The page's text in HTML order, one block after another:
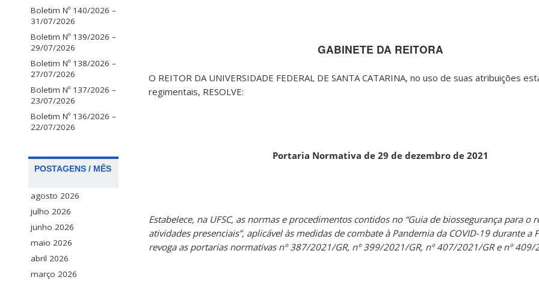
Boletim Nº 140/2026 –
31/07/2026
Boletim Nº 139/2026 –
29/07/2026
Boletim Nº 138/2026 –
27/07/2026
Boletim Nº 137/2026 –
23/07/2026
Boletim Nº 136/2026 –
22/07/2026
POSTAGENS / MÊS
agosto 2026
julho 2026
junho 2026
maio 2026
abril 2026
março 2026
GABINETE DA REITORA
O REITOR DA UNIVERSIDADE FEDERAL DE SANTA CATARINA, no uso de suas atribuições
regimentais, RESOLVE:
Portaria Normativa de 29 de dezembro de 2021
Estabelece, na UFSC, as normas e procedimentos contidos no “Guia de biossegurança para o
atividades presenciais”, aplicável às medidas de combate à Pandemia da COVID-19 durante a
revoga as portarias normativas nº 387/2021/GR, nº 399/2021/GR, nº 407/2021/GR e nº 409/